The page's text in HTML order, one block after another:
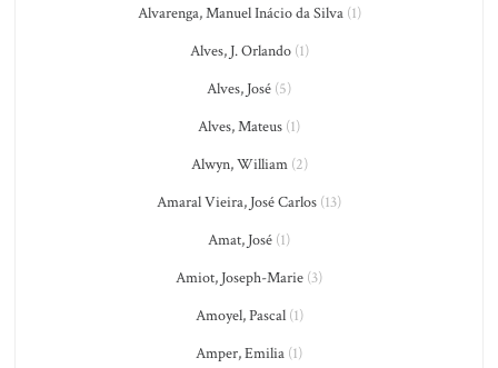
Alvarenga, Manuel Inácio da Silva(1)
Alves, J. Orlando(1)
Alves, José (5)
Alves, Mateus (1)
Alwyn, William(2)
Amaral Vieira, José Carlos (13)
Amat, José (1)
Amiot, Joseph-Marie (3)
Amoyel, Pascal(1)
Amper, Emilia (1)